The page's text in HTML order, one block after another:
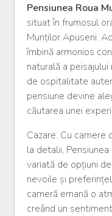
Pensiunea Roua
situat în frumosul
Munților Apuseni.
îmbină armonios
naturală a
de ospitalitate
pensiune devine
căutarea unei
Cazare: Cu
la detalii,
variată de opțiuni
nevoile și
cameră emană o
creând un